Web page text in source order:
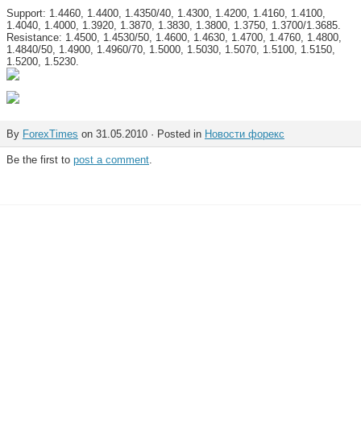
Support: 1.4460, 1.4400, 1.4350/40, 1.4300, 1.4200, 1.4160, 1.4100,
1.4040, 1.4000, 1.3920, 1.3870, 1.3830, 1.3800, 1.3750, 1.3700/1.3685.
Resistance: 1.4500, 1.4530/50, 1.4600, 1.4630, 1.4700, 1.4760, 1.4800,
1.4840/50, 1.4900, 1.4960/70, 1.5000, 1.5030, 1.5070, 1.5100, 1.5150,
1.5200, 1.5230.
By ForexTimes on 31.05.2010 · Posted in Новости форекс
Be the first to post a comment.